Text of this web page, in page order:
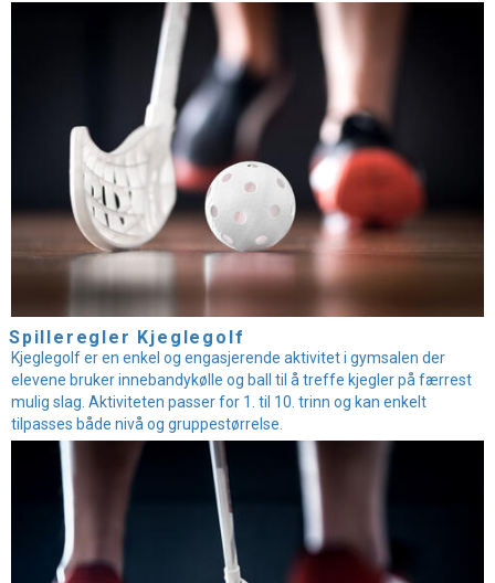
Spilleregler Kjeglegolf
Kjeglegolf er en enkel og engasjerende aktivitet i gymsalen der
elevene bruker innebandykølle og ball til å treffe kjegler på færrest
mulig slag. Aktiviteten passer for 1. til 10. trinn og kan enkelt
tilpasses både nivå og gruppestørrelse.